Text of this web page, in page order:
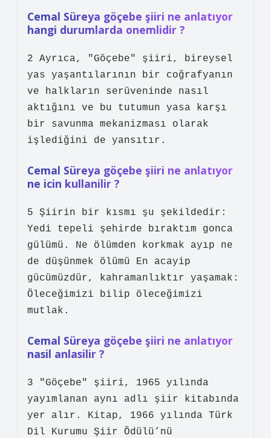
Cemal Süreya göçebe şiiri ne anlatıyor
hangi durumlarda onemlidir ?
2 Ayrıca, "Göçebe" şiiri, bireysel
yas yaşantılarının bir coğrafyanın
ve halkların serüveninde nasıl
aktığını ve bu tutumun yasa karşı
bir savunma mekanizması olarak
işlediğini de yansıtır.
Cemal Süreya göçebe şiiri ne anlatıyor
ne icin kullanilir ?
5 Şiirin bir kısmı şu şekildedir:
Yedi tepeli şehirde bıraktım gonca
gülümü. Ne ölümden korkmak ayıp ne
de düşünmek ölümü En acayip
gücümüzdür, kahramanlıktır yaşamak:
Öleceğimizi bilip öleceğimizi
mutlak.
Cemal Süreya göçebe şiiri ne anlatıyor
nasil anlasilir ?
3 "Göçebe" şiiri, 1965 yılında
yayımlanan aynı adlı şiir kitabında
yer alır. Kitap, 1966 yılında Türk
Dil Kurumu Şiir Ödülü’nü